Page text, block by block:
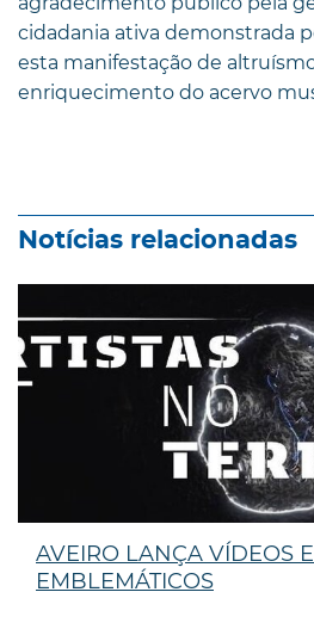
cidadania ativa demonstrada
esta manifestação de
enriquecimento do acervo
Notícias relacionadas
AVEIRO LANÇA VÍDEOS
EMBLEMÁTICOS